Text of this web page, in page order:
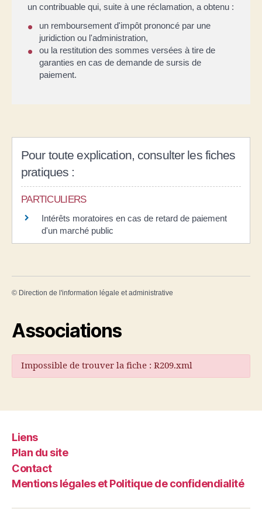
un contribuable qui, suite à une réclamation, a obtenu :
un remboursement d'impôt prononcé par une
juridiction ou l'administration,
ou la restitution des sommes versées à tire de
garanties en cas de demande de sursis de
paiement.
Pour toute explication, consulter les fiches
pratiques :
PARTICULIERS
Intérêts moratoires en cas de retard de paiement
d'un marché public
© Direction de l'information légale et administrative
Associations
Impossible de trouver la fiche : R209.xml
Liens
Plan du site
Contact
Mentions légales et Politique de confidendialité